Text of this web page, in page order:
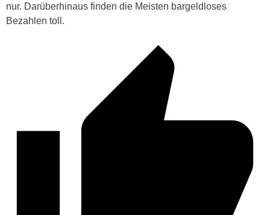
nur. Darüberhinaus finden die Meisten bargeldloses
Bezahlen toll.